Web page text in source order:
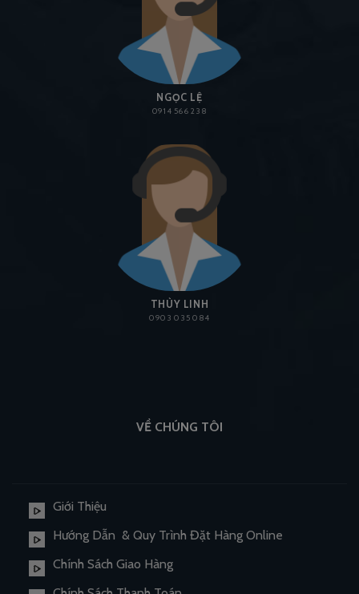
NGỌC LỆ
0914 566 238
THÙY LINH
0903 035 084
VỀ CHÚNG TÔI
Giới Thiệu
Hướng Dẫn & Quy Trình Đặt Hàng Online
Chính Sách Giao Hàng